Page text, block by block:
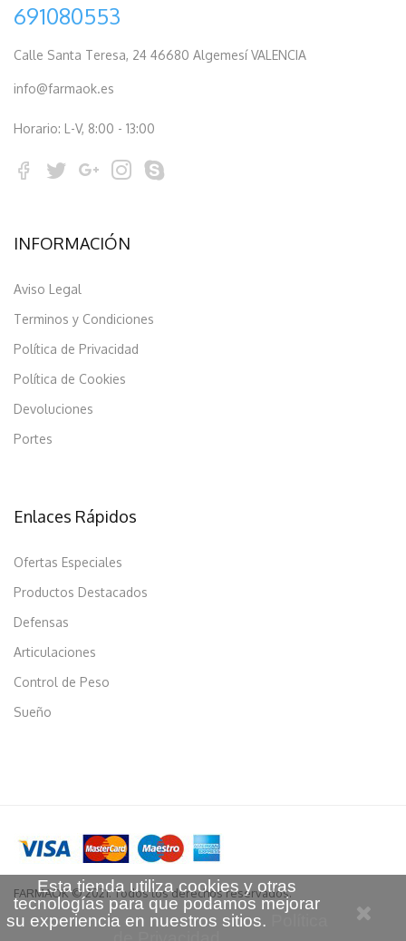
691080553
Calle Santa Teresa, 24 46680 Algemesí VALENCIA
info@farmaok.es
Horario: L-V, 8:00 - 13:00
INFORMACIÓN
Aviso Legal
Terminos y Condiciones
Política de Privacidad
Política de Cookies
Devoluciones
Portes
Enlaces Rápidos
Ofertas Especiales
Productos Destacados
Defensas
Articulaciones
Control de Peso
Sueño
FARMAOK © 2021. Todos los derechos reservados.
Esta tienda utiliza cookies y otras
tecnologías para que podamos mejorar
su experiencia en nuestros sitios.